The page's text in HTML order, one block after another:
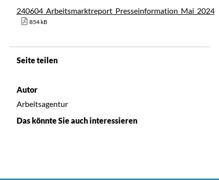
240604_Arbeitsmarktreport_Presseinformation_Mai_2024
854 kB
Seite teilen
Autor
Arbeitsagentur
Das könnte Sie auch interessieren